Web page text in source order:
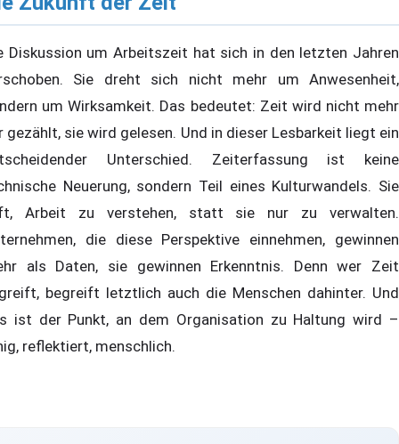
Diskussion um Arbeitszeit hat sich in den letzten Jahren
Sie dreht sich nicht mehr um Anwesenheit,
um Wirksamkeit. Das bedeutet: Zeit wird nicht mehr
gezählt, sie wird gelesen. Und in dieser Lesbarkeit liegt ein
Unterschied. Zeiterfassung ist keine
Neuerung, sondern Teil eines Kulturwandels. Sie
Arbeit zu verstehen, statt sie nur zu verwalten.
die diese Perspektive einnehmen, gewinnen
als Daten, sie gewinnen Erkenntnis. Denn wer Zeit
begreift letztlich auch die Menschen dahinter. Und
ist der Punkt, an dem Organisation zu Haltung wird –
reflektiert, menschlich.